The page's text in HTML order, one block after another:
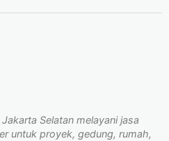
Selatan melayani jasa
untuk proyek, gedung, rumah,